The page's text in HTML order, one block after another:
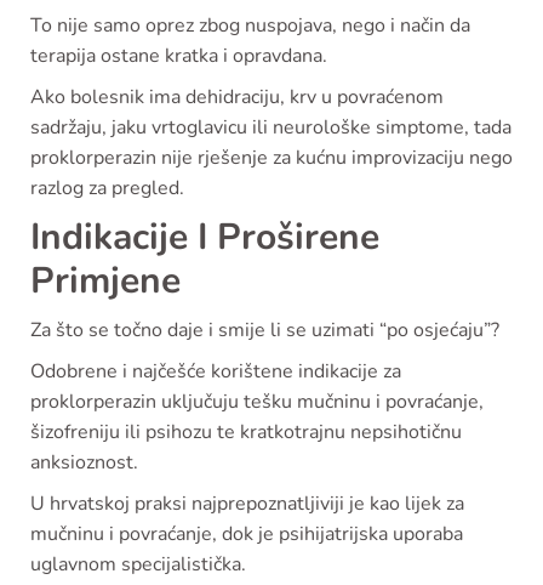
To nije samo oprez zbog nuspojava, nego i način da
terapija ostane kratka i opravdana.
Ako bolesnik ima dehidraciju, krv u povraćenom
sadržaju, jaku vrtoglavicu ili neurološke simptome, tada
proklorperazin nije rješenje za kućnu improvizaciju nego
razlog za pregled.
Indikacije I Proširene
Primjene
Za što se točno daje i smije li se uzimati “po osjećaju”?
Odobrene i najčešće korištene indikacije za
proklorperazin uključuju tešku mučninu i povraćanje,
šizofreniju ili psihozu te kratkotrajnu nepsihotičnu
anksioznost.
U hrvatskoj praksi najprepoznatljiviji je kao lijek za
mučninu i povraćanje, dok je psihijatrijska uporaba
uglavnom specijalistička.